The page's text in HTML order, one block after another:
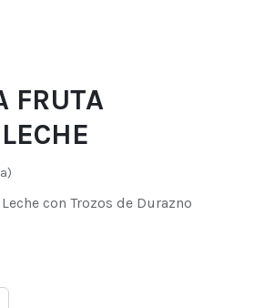
FRUTA
con Trozos de Durazno